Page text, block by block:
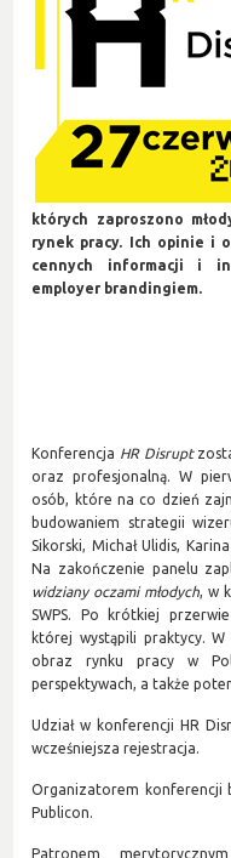
których zaproszono
rynek pracy. Ich opinie i
cennych informacji i
employer brandingiem.
Konferencja HR Disrupt
oraz profesjonalną. W
osób, które na co dzień
budowaniem strategii
Sikorski, Michał Ulidis,
Na zakończenie panelu
widziany oczami młodych, w
SWPS. Po krótkiej
której wystąpili praktycy.
obraz rynku pracy w
perspektywach, a także
Udział w konferencji HR
wcześniejsza rejestracja.
Organizatorem konferencji
Publicon.
Patronem